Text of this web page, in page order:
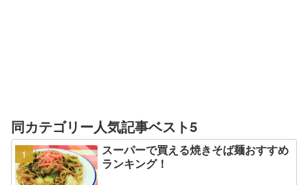
同カテゴリー人気記事ベスト5
スーパーで買える焼きそば麺おすすめ
ランキング！